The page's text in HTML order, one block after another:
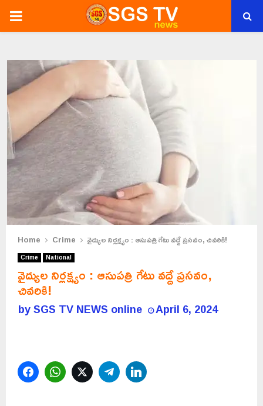
PRIMARY
Home Crime వైద్యుల నిర్లక్ష్యం : ఆసుపత్రి గేటు వద్దే ప్రసవం, చివరికి!
Crime National
వైద్యుల నిర్లక్ష్యం : ఆసుపత్రి గేటు వద్దే ప్రసవం,
చివరికి!
bySGS TV NEWS online April 6, 2024
FacebookWhatsAppTwitterTelegram